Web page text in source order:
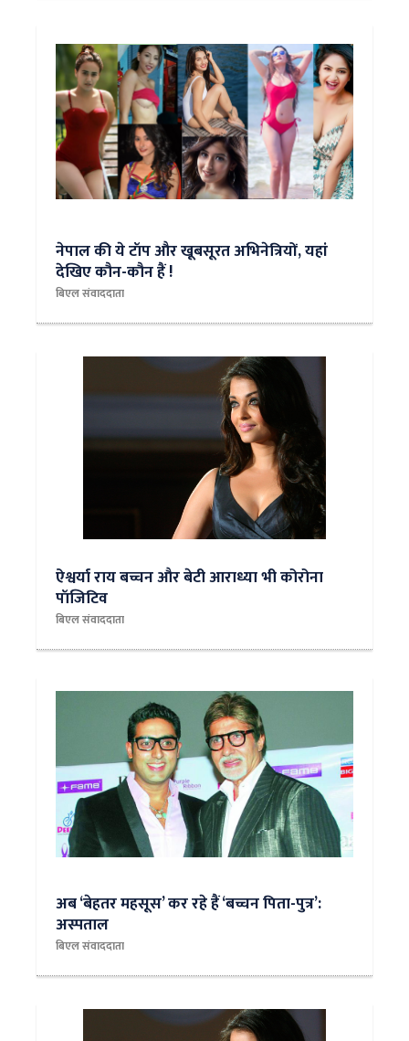
नेपाल की ये टॉप और खूबसूरत अभिने‍त्रियों, यहां
देखिए कौन-कौन हैं !
बिएल संवाददाता
ऐश्वर्या राय बच्चन और बेटी आराध्या भी कोरोना
पॉजिटिव
बिएल संवाददाता
अब ‘बेहतर महसूस’ कर रहे हैं ‘बच्चन पिता-पुत्र’:
अस्पताल
बिएल संवाददाता